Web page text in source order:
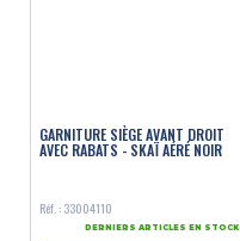
GARNITURE SIÈGE AVANT DROIT
AVEC RABATS - SKAÏ AÉRÉ NOIR
Réf. : 33004110
DERNIERS ARTICLES EN STOCK